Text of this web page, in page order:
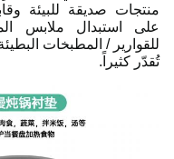
منتجات صديقة للبيئة
على استبدال ملابس
للقوارير / المطبخات
تُقدّر كثيراً.